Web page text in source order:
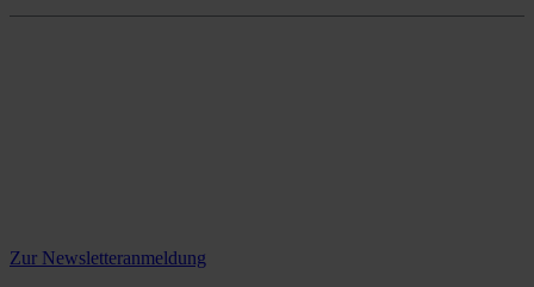
Zur Newsletteranmeldung